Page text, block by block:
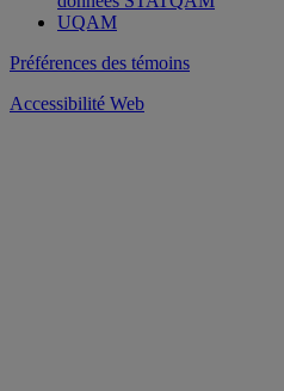
UQAM
Préférences des témoins
Accessibilité Web